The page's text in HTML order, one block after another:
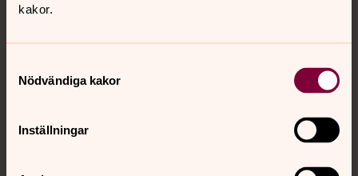
kakor.
Nödvändiga kakor
Inställningar
Kalender
Sociala kanaler